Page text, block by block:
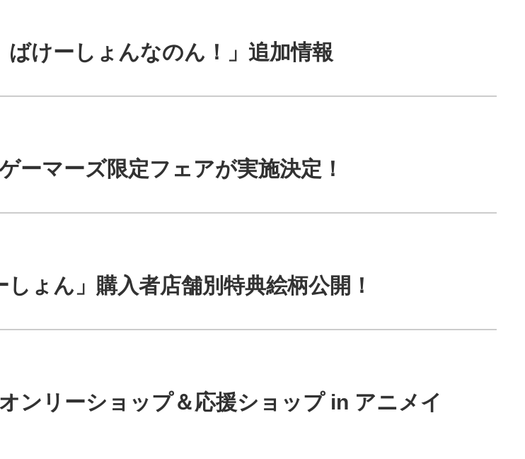
けーしょんなのん！」追加情報
ーマーズ限定フェアが実施決定！
ょん」購入者店舗別特典絵柄公開！
ンリーショップ＆応援ショップ in アニメイ